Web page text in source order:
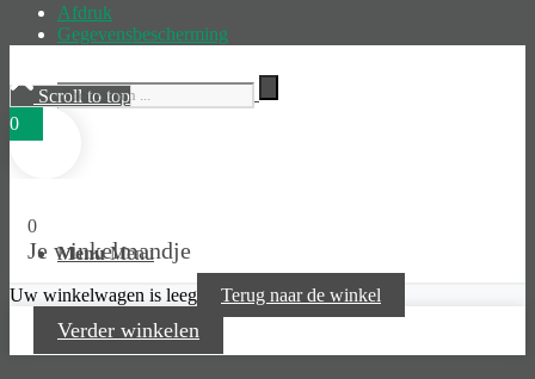
Menu Menu
Afdruk
Gegevensbescherming
Scroll to top
0
0
Je winkelmandje
Uw winkelwagen is leeg Terug naar de winkel
Verder winkelen